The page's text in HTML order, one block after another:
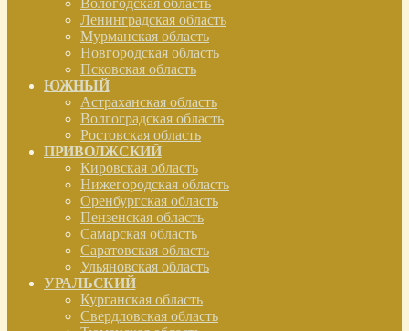
Вологодская область
Ленинградская область
Мурманская область
Новгородская область
Псковская область
ЮЖНЫЙ
Астраханская область
Волгоградская область
Ростовская область
ПРИВОЛЖСКИЙ
Кировская область
Нижегородская область
Оренбургская область
Пензенская область
Самарская область
Саратовская область
Ульяновская область
УРАЛЬСКИЙ
Курганская область
Свердловская область